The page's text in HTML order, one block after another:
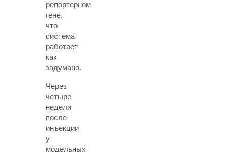
репортерном
гене,
что
система
работает
как
задумано.
Через
четыре
недели
после
инъекции
у
модельных